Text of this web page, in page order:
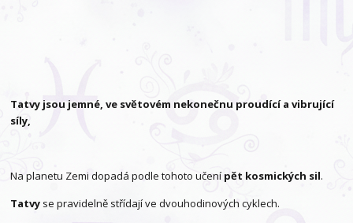
Tatvy jsou jemné, ve světovém nekonečnu proudící a vibrující
síly,
Na planetu Zemi dopadá podle tohoto učení pět kosmických sil.
Tatvy se pravidelně střídají ve dvouhodinových cyklech.